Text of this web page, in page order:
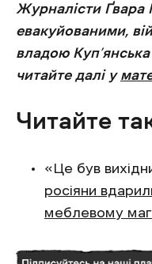
Журналісти Ґвара
евакуйованими,
владою Куп’янська
читайте далі у
Читайте
«Це був
росіяни
меблевому